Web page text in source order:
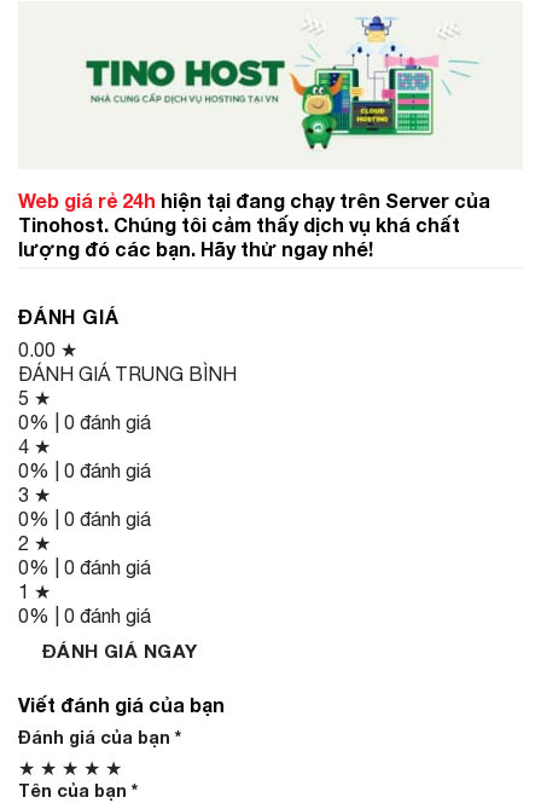
Web giá rẻ 24h hiện tại đang chạy trên Server của
Tinohost. Chúng tôi cảm thấy dịch vụ khá chất
lượng đó các bạn. Hãy thử ngay nhé!
ĐÁNH GIÁ
0.00 ★
ĐÁNH GIÁ TRUNG BÌNH
5 ★
0% | 0 đánh giá
4 ★
0% | 0 đánh giá
3 ★
0% | 0 đánh giá
2 ★
0% | 0 đánh giá
1 ★
0% | 0 đánh giá
ĐÁNH GIÁ NGAY
Viết đánh giá của bạn
Đánh giá của bạn *
★ ★ ★ ★ ★
Tên của bạn *